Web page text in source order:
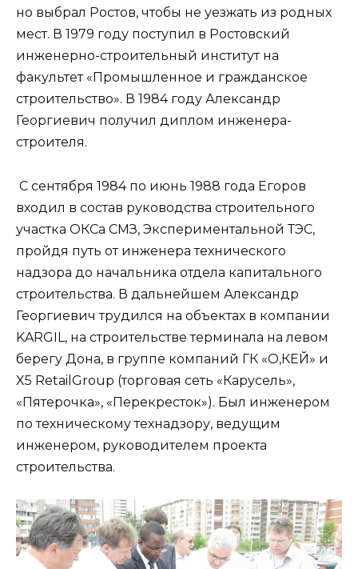
но выбрал Ростов, чтобы не уезжать из родных
мест. В 1979 году поступил в Ростовский
инженерно-строительный институт на
факультет «Промышленное и гражданское
строительство». В 1984 году Александр
Георгиевич получил диплом инженера-
строителя.
С сентября 1984 по июнь 1988 года Егоров
входил в состав руководства строительного
участка ОКСа СМЗ, Экспериментальной ТЭС,
пройдя путь от инженера технического
надзора до начальника отдела капитального
строительства. В дальнейшем Александр
Георгиевич трудился на объектах в компании
KARGIL, на строительстве терминала на левом
берегу Дона, в группе компаний ГК «О,КЕЙ» и
X5 RetailGroup (торговая сеть «Карусель»,
«Пятерочка», «Перекресток»). Был инженером
по техническому технадзору, ведущим
инженером, руководителем проекта
строительства.